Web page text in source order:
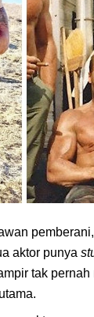
aktor punya
tak